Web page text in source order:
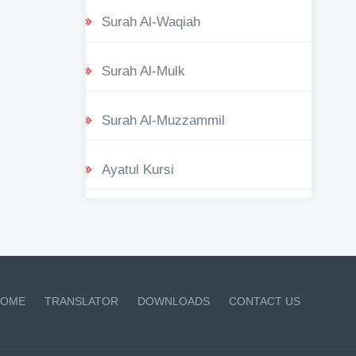
Surah Al-Waqiah
Surah Al-Mulk
Surah Al-Muzzammil
Ayatul Kursi
TRANSLATOR DOWNLOADS CONTACT US